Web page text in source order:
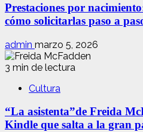
Prestaciones por
cómo solicitarlas paso a
admin marzo 5, 2026
3 min de lectura
Cultura
“La asistenta”de Freida
Kindle que salta a la gran